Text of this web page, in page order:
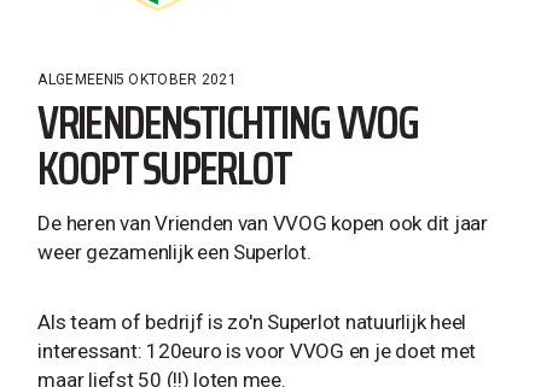
ALGEMEEN 5 OKTOBER 2021
VRIENDENSTICHTING VVOG
KOOPT SUPERLOT
De heren van Vrienden van VVOG kopen ook dit jaar
weer gezamenlijk een Superlot.
Als team of bedrijf is zo'n Superlot natuurlijk heel
interessant: 120euro is voor VVOG en je doet met
maar liefst 50 (!!) loten mee.